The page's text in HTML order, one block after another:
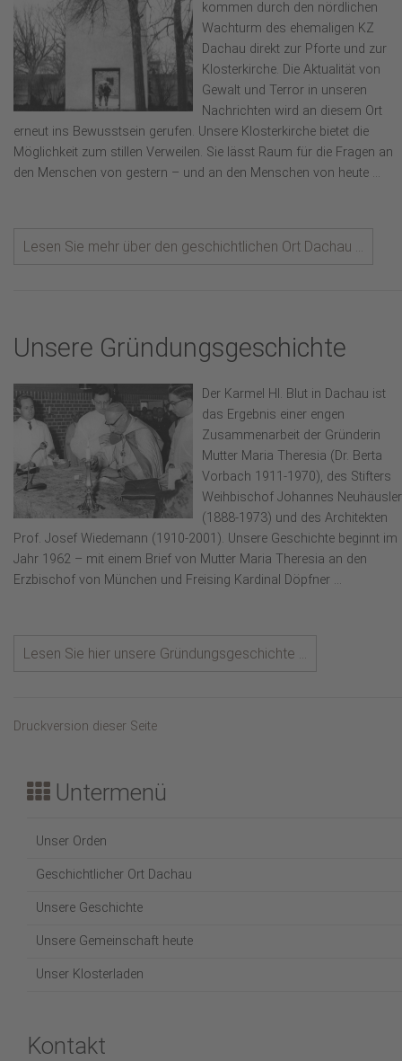
kommen durch den nördlichen
Wachturm des ehemaligen KZ
Dachau direkt zur Pforte und zur
Klosterkirche. Die Aktualität von
Gewalt und Terror in unseren
Nachrichten wird an diesem Ort
erneut ins Bewusstsein gerufen. Unsere Klosterkirche bietet die
Möglichkeit zum stillen Verweilen. Sie lässt Raum für die Fragen an
den Menschen von gestern – und an den Menschen von heute ...
Lesen Sie mehr über den geschichtlichen Ort Dachau ...
Unsere Gründungsgeschichte
Der Karmel Hl. Blut in Dachau ist
das Ergebnis einer engen
Zusammenarbeit der Gründerin
Mutter Maria Theresia (Dr. Berta
Vorbach 1911-1970), des Stifters
Weihbischof Johannes Neuhäusler
(1888-1973) und des Architekten
Prof. Josef Wiedemann (1910-2001). Unsere Geschichte beginnt im
Jahr 1962 – mit einem Brief von Mutter Maria Theresia an den
Erzbischof von München und Freising Kardinal Döpfner ...
Lesen Sie hier unsere Gründungsgeschichte ...
Druckversion dieser Seite
Untermenü
Unser Orden
Geschichtlicher Ort Dachau
Unsere Geschichte
Unsere Gemeinschaft heute
Unser Klosterladen
Kontakt